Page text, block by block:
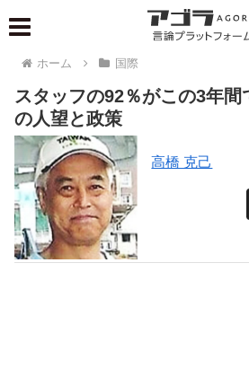
ホーム 国際
スタッフの92％がこの3年間
の人望と政策
高橋 克己